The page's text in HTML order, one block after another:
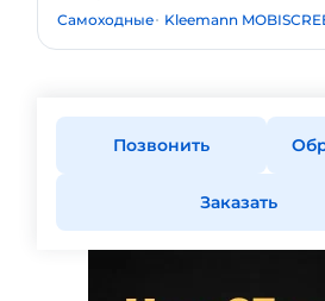
Самоходные
Kleemann
Позвонить
Заказать